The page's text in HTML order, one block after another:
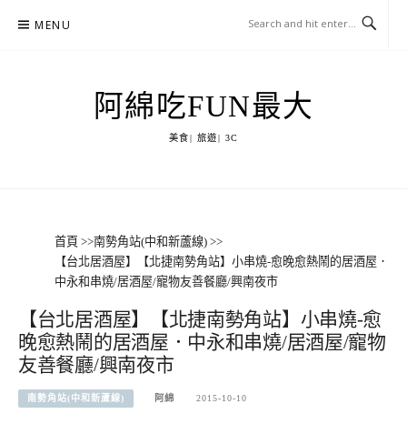
MENU
阿綿吃FUN最大
美食| 旅遊| 3C
首頁 >>南勢角站(中和新蘆線) >>
【台北居酒屋】【北捷南勢角站】小串燒-愈晚愈熱鬧的居酒屋．
中永和串燒/居酒屋/寵物友善餐廳/興南夜市
【台北居酒屋】【北捷南勢角站】小串燒-愈
晚愈熱鬧的居酒屋．中永和串燒/居酒屋/寵物
友善餐廳/興南夜市
南勢角站(中和新蘆線) 阿綿 2015-10-10